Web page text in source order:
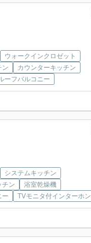
ウォークインクロゼット
ン
カウンターキッチン
ーフバルコニー
システムキッチン
チン
浴室乾燥機
ー
TVモニタ付インターホン